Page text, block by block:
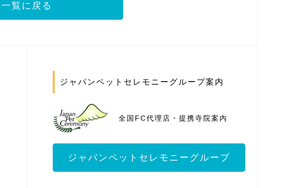
一覧に戻る
ジャパンペットセレモニーグループ案内
全国FC代理店・提携寺院案内
ジャパンペットセレモニーグループ